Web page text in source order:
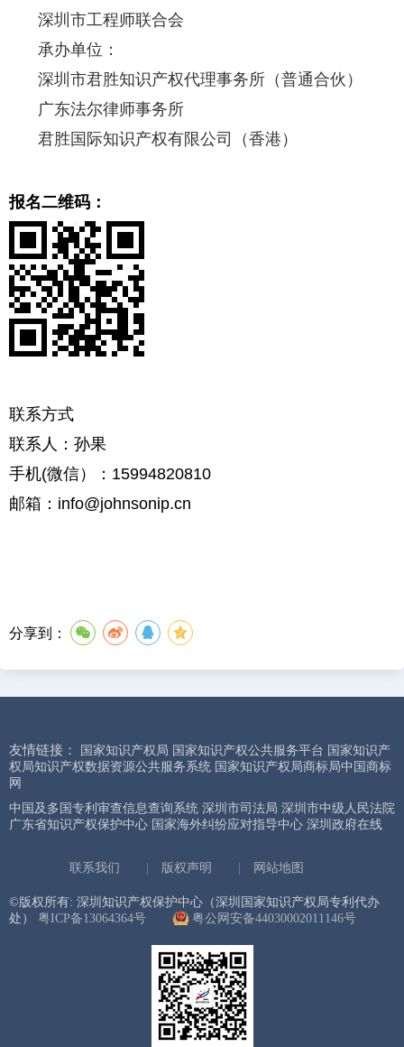
深圳市工程师联合会
承办单位：
深圳市君胜知识产权代理事务所（普通合伙）
广东法尔律师事务所
君胜国际知识产权有限公司（香港）
报名二维码：
联系方式
联系人：孙果
手机(微信）：15994820810
邮箱：info@johnsonip.cn
分享到：
友情链接： 国家知识产权局 国家知识产权公共服务平台 国家知识产
权局知识产权数据资源公共服务系统 国家知识产权局商标局中国商标
网
中国及多国专利审查信息查询系统 深圳市司法局 深圳市中级人民法院
广东省知识产权保护中心 国家海外纠纷应对指导中心 深圳政府在线
联系我们 版权声明 网站地图
©版权所有: 深圳知识产权保护中心（深圳国家知识产权局专利代办
处） 粤ICP备13064364号 粤公网安备44030002011146号